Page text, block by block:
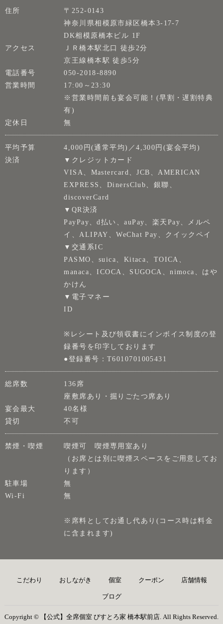
住所
〒252-0143
神奈川県相模原市緑区橋本3-17-7
DK相模原橋本ビル 1F
アクセス
ＪＲ橋本駅北口 徒歩2分
京王線橋本駅 徒歩5分
電話番号
050-2018-8890
営業時間
17:00～23:30
※営業時間前も宴会可能！(早割・遅割特典
有)
定休日
無
平均予算
4,000円(通常平均)／4,300円(宴会平均)
決済
▼クレジットカード
VISA、Mastercard、JCB、AMERICAN
EXPRESS、DinersClub、銀聯、
discoverCard
▼QR決済
PayPay、d払い、auPay、楽天Pay、メルペ
イ、ALIPAY、WeChat Pay、クイックペイ
▼交通系IC
PASMO、suica、Kitaca、TOICA、
manaca、ICOCA、SUGOCA、nimoca、はや
かけん
▼電子マネー
ID
※レシート及び領収書にインボイス制度の登
録番号を印字しております
●登録番号：T6010701005431
総席数
136席
座敷席あり・掘りごたつ席あり
宴会最大
40名様
貸切
不可
禁煙・喫煙
喫煙可 喫煙専用室あり
（お席とは別に喫煙スペースをご用意してお
ります）
駐車場
無
Wi-Fi
無
※席料としてお通し代あり(コース時は料金
に含まれます)
こだわり おしながき 個室 クーポン 店舗情報
ブログ
Copyright © 【公式】全席個室 びすとろ家 橋本駅前店. All Rights Reserved.